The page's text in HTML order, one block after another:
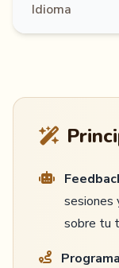
Idioma
sesiones
sobre tu